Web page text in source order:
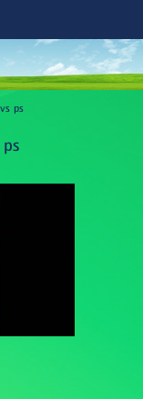
ps